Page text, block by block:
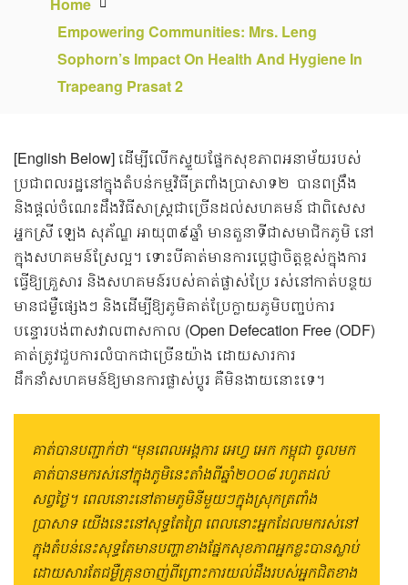
Empowering Communities: Mrs. Leng
Sophorn’s Impact On Health And Hygiene In
Trapeang Prasat 2
[English Below] ដើម្បី​​លើកស្ទួយផ្នែកសុខភាពអនាម័យរបស់
ប្រជាពលរដ្ឋនៅក្នុងតំបន់កម្មវិធីត្រពាំងប្រាសាទ២ ​ បានពង្រឹង
និងផ្តល់ចំណេះដឹងវិធីសាស្រ្តជាច្រើនដល់សហគមន៍ ជាពិសេស
អ្នកស្រី ឡេង សុភ័ណ្ឌ អាយុ៣៩ឆ្នាំ មានតួនាទីជាសមាជិកភូមិ នៅ
ក្នុងសហគមន៍ស្រែល្អ។ ទោះបីគាត់មានការប្ដេជ្ញាចិត្តខ្ពស់ក្នុងការ
ធ្វើឱ្យគ្រួសារ និងសហគមន៍របស់គាត់ផ្លាស់ប្រែ រស់នៅកាត់បន្ថយ
មានជម្ងឺផ្សេងៗ និងដើម្បីឱ្យភូមិគាត់ប្រែក្លាយភូមិបញ្ចប់ការ
បន្ទោរបង់ពាសវាលពាសកាល (Open Defecation Free (ODF)
គាត់ត្រូវជួបការលំបាកជាច្រើនយ៉ាង ដោយសារការ
ដឹកនាំសហគមន៍ឱ្យមានការផ្លាស់ប្ដូរ គឺមិនងាយនោះទេ។
គាត់បានបញ្ជាក់ថា “មុនពេលអង្គការ អេហ្វ អេក កម្ពុជា ចូលមក
គាត់បានមករស់នៅក្នុងភូមិនេះតាំងពីឆ្នាំ២០០៨ រហូតដល់
សព្វថ្ងៃ។ ពេលនោះនៅតាមភូមិនីមួយៗក្នុងស្រុកត្រពាំង
ប្រាសាទ យើងនេះនៅសុទ្ធតែព្រៃ ពេលនោះអ្នកដែលមករស់នៅ
ក្នុងតំបន់នេះសុទ្ធតែមានបញ្ហាខាងផ្នែកសុខភាពអ្នកខ្លះបានស្លាប់
ដោយសារតែជម្ងឺគ្រុនចាញ់ពីព្រោះការយល់ដឹងរបស់អ្នកជិតខាង